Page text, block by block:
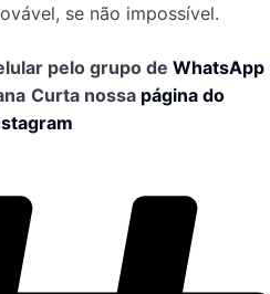
se não impossível.
pelo grupo de WhatsApp
Curta nossa página do